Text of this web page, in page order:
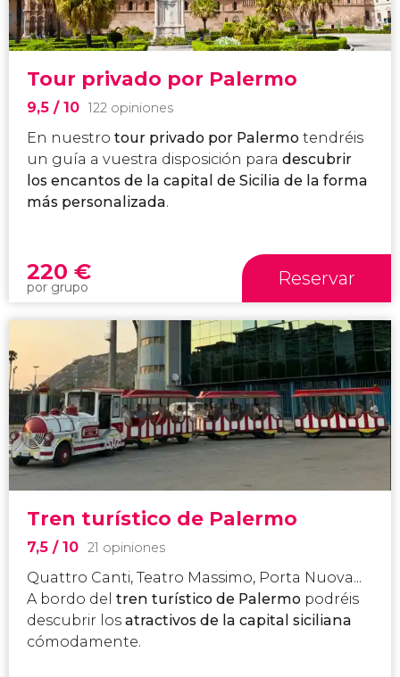
Tour privado por Palermo
9,5 / 10 122 opiniones
En nuestro tour privado por Palermo tendréis
un guía a vuestra disposición para descubrir
los encantos de la capital de Sicilia de la forma
más personalizada.
220 €
por grupo Reservar
Tren turístico de Palermo
7,5 / 10 21 opiniones
Quattro Canti, Teatro Massimo, Porta Nuova...
A bordo del tren turístico de Palermo podréis
descubrir los atractivos de la capital siciliana
cómodamente.